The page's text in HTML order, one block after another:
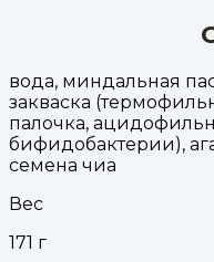
вода, миндальная
закваска
палочка,
бифидобактерии),
семена чиа
Вес
171 г